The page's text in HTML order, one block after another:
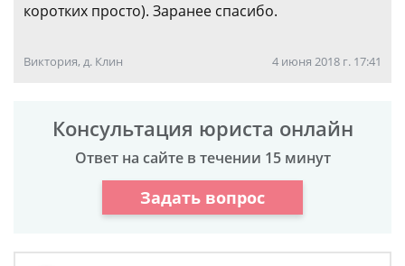
коротких просто). Заранее спасибо.
Виктория, д. Клин 4 июня 2018 г. 17:41
Консультация юриста онлайн
Ответ на сайте в течении 15 минут
Задать вопрос